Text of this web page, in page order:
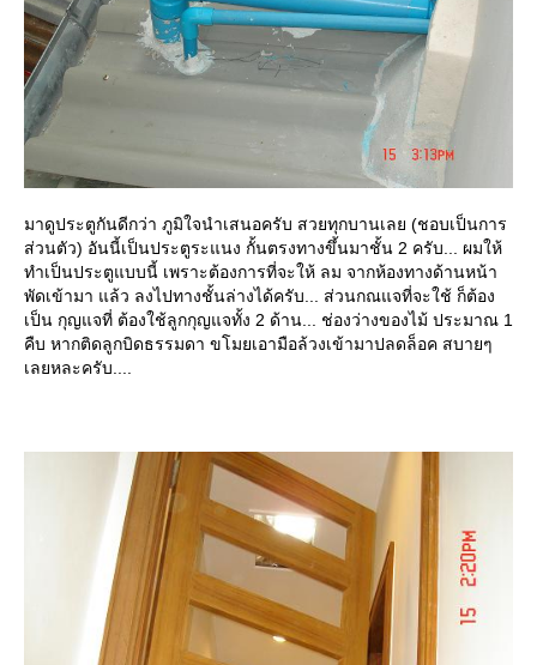
มาดูประตูกันดีกว่า ภูมิใจนำเสนอครับ สวยทุกบานเลย (ชอบเป็นการ
ส่วนตัว) อันนี้เป็นประตูระแนง กั้นตรงทางขึ้นมาชั้น 2 ครับ... ผมให้
ทำเป็นประตูแบบนี้ เพราะต้องการที่จะให้ ลม จากห้องทางด้านหน้า
พัดเข้ามา แล้ว ลงไปทางชั้นล่างได้ครับ... ส่วนกณแจที่จะใช้ ก็ต้อง
เป็น กุญแจที่ ต้องใช้ลูกกุญแจทั้ง 2 ด้าน... ช่องว่างของไม้ ประมาณ 1
คืบ หากติดลูกบิดธรรมดา ขโมยเอามือล้วงเข้ามาปลดล็อค สบายๆ
เลยหละครับ....